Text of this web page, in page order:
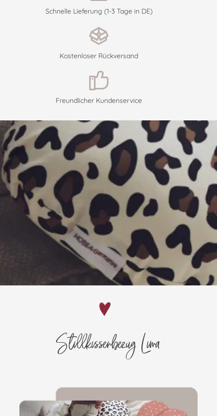
Schnelle Lieferung (1-3 Tage in DE)
Kostenloser Rückversand
Freundlicher Kundenservice
Stillkissenbezug Lima